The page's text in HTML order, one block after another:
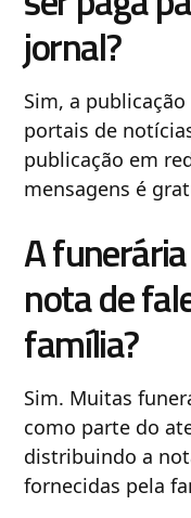
jornal?
Sim, a
portais de
publicação em
mensagens é
A
nota de
família?
Sim. Muitas
como parte do
distribuindo a
fornecidas pela